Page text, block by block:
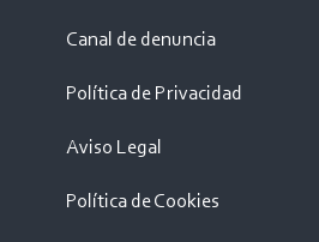
Canal de denuncia
Política de Privacidad
Aviso Legal
Política de Cookies